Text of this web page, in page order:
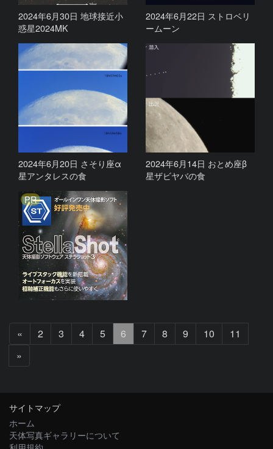
2024年6月30日 地球接近小
惑星2024MK
2024年6月22日 ストロベリ
ームーン
2024年6月20日 さそり座α
星アンタレスの食
2024年6月14日 おとめ座β
星ザビヤバの食
PR
«
へ
2 3 4 5 6 7 8 9 10
11
»
へ
サイトマップ
ホーム
天体写真ギャラリーについて